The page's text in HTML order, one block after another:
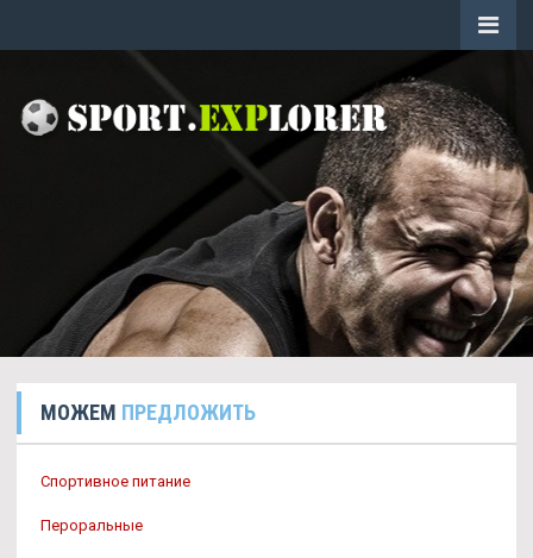
МОЖЕМ ПРЕДЛОЖИТЬ
Спортивное питание
Пероральные